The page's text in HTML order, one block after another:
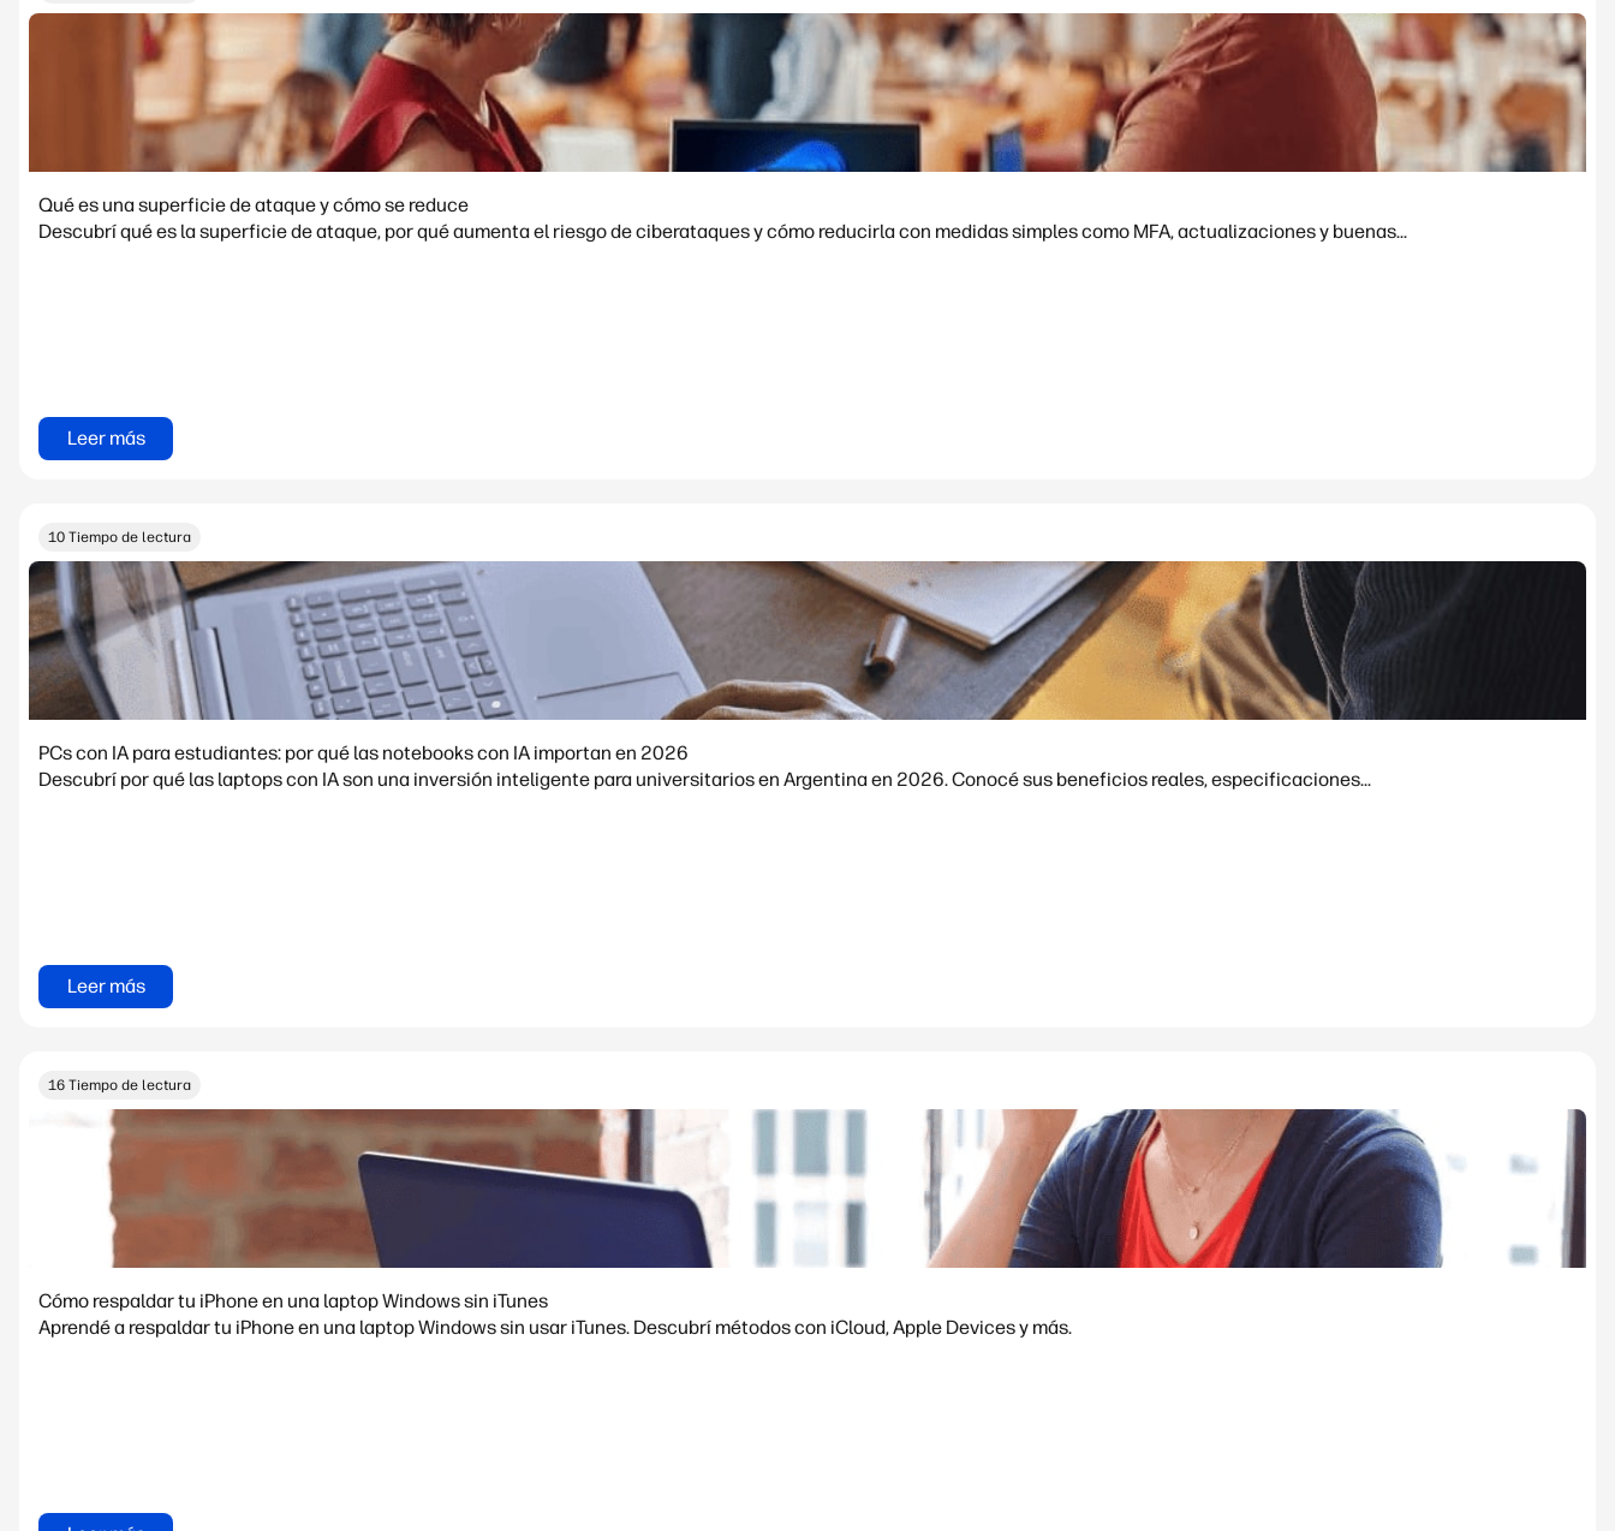
Qué es una superficie de ataque y cómo se reduce
Descubrí qué es la superficie de ataque, por qué aumenta el riesgo de ciberataques y cómo reducirla con medidas simples como MFA, actualizaciones y buenas...
Leer más
10 Tiempo de lectura
PCs con IA para estudiantes: por qué las notebooks con IA importan en 2026
Descubrí por qué las laptops con IA son una inversión inteligente para universitarios en Argentina en 2026. Conocé sus beneficios reales, especificaciones...
Leer más
16 Tiempo de lectura
Cómo respaldar tu iPhone en una laptop Windows sin iTunes
Aprendé a respaldar tu iPhone en una laptop Windows sin usar iTunes. Descubrí métodos con iCloud, Apple Devices y más.